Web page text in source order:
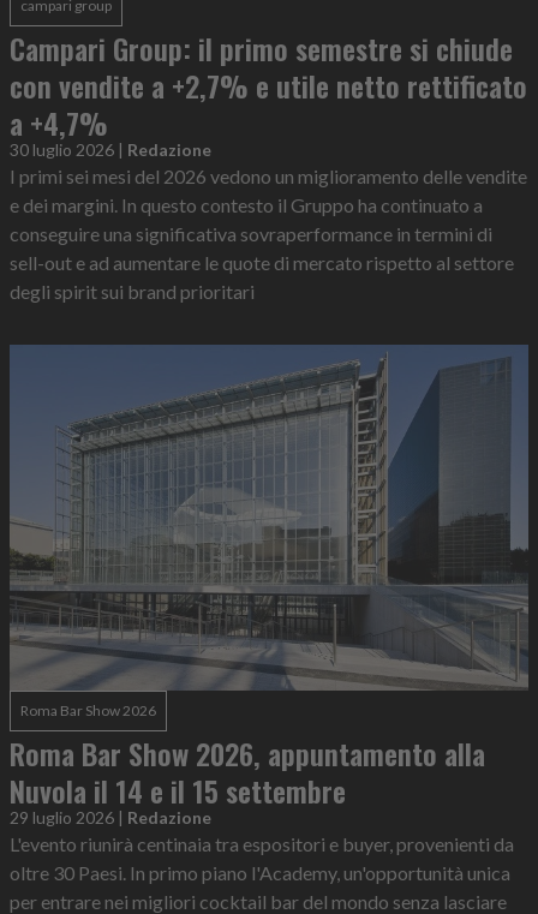
campari group
Campari Group: il primo semestre si chiude
con vendite a +2,7% e utile netto rettificato
a +4,7%
30 luglio 2026 | Redazione
I primi sei mesi del 2026 vedono un miglioramento delle vendite
e dei margini. In questo contesto il Gruppo ha continuato a
conseguire una significativa sovraperformance in termini di
sell-out e ad aumentare le quote di mercato rispetto al settore
degli spirit sui brand prioritari
Roma Bar Show 2026
Roma Bar Show 2026, appuntamento alla
Nuvola il 14 e il 15 settembre
29 luglio 2026 | Redazione
L'evento riunirà centinaia tra espositori e buyer, provenienti da
oltre 30 Paesi. In primo piano l'Academy, un'opportunità unica
per entrare nei migliori cocktail bar del mondo senza lasciare